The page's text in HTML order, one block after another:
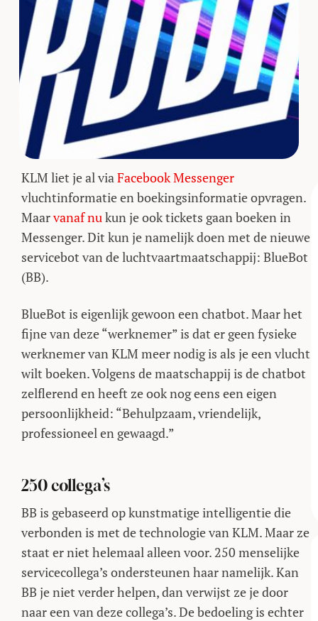
KLM liet je al viaFacebook Messenger
vluchtinformatie en boekingsinformatie opvragen.
Maarvanaf nukun je ook tickets gaan boeken in
Messenger. Dit kun je namelijk doen met de nieuwe
servicebot van de luchtvaartmaatschappij: BlueBot
(BB).
BlueBot is eigenlijk gewoon een chatbot. Maar het
fijne van deze “werknemer” is dat er geen fysieke
werknemer van KLM meer nodig is als je een vlucht
wilt boeken. Volgens de maatschappij is de chatbot
zelflerend en heeft ze ook nog eens een eigen
persoonlijkheid: “Behulpzaam, vriendelijk,
professioneel en gewaagd.”
250 collega’s
BB is gebaseerd op kunstmatige intelligentie die
verbonden is met de technologie van KLM. Maar ze
staat er niet helemaal alleen voor. 250 menselijke
servicecollega’s ondersteunen haar namelijk. Kan
BB je niet verder helpen, dan verwijst ze je door
naar een van deze collega’s. De bedoeling is echter